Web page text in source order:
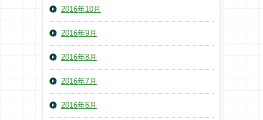
2016年10月
2016年9月
2016年8月
2016年7月
2016年6月